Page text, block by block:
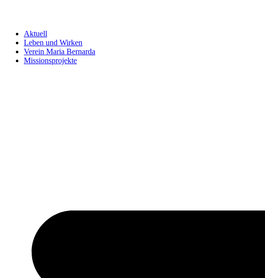
Aktuell
Leben und Wirken
Verein Maria Bernarda
Missionsprojekte